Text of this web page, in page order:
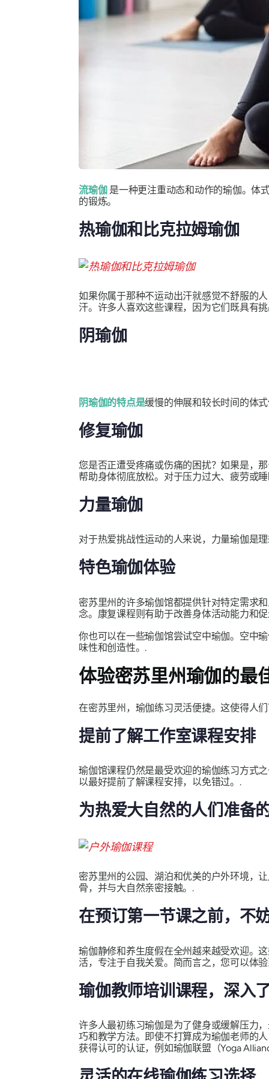
流瑜伽是一种更注重动态和动作的瑜伽。体
的锻炼。
热瑜伽和比克拉姆瑜伽
如果你属于那种不运动出汗就感觉不舒服的
汗。许多人喜欢这些课程，因为它们既具有
阴瑜伽
阴瑜伽的特点是缓慢的伸展和较长时间的体
修复瑜伽
您是否正遭受疼痛或伤痛的困扰？如果是，
帮助身体彻底放松。对于压力过大、疲劳或
力量瑜伽
对于热爱挑战性运动的人来说，力量瑜伽是
特色瑜伽体验
密苏里州的许多瑜伽馆都提供针对特定需求
念。康复课程则有助于改善身体活动能力和
你也可以在一些瑜伽馆尝试空中瑜伽。空中
味性和创造性。.
体验密苏里州瑜伽的最
在密苏里州，瑜伽练习灵活便捷。这使得人
提前了解工作室课程安排
瑜伽馆课程仍然是最受欢迎的瑜伽练习方式
以最好提前了解课程安排，以免错过。.
为热爱大自然的人们准备
密苏里州的公园、湖泊和优美的户外环境，
骨，并与大自然亲密接触。.
在预订第一节课之前，不
瑜伽静修和养生度假在全州越来越受欢迎。
活，专注于自我关爱。简而言之，您可以体
瑜伽教师培训课程，深入
许多人最初练习瑜伽是为了健身或缓解压力
巧和教学方法。即使不打算成为瑜伽老师的
获得认可的认证，例如瑜伽联盟（Yoga